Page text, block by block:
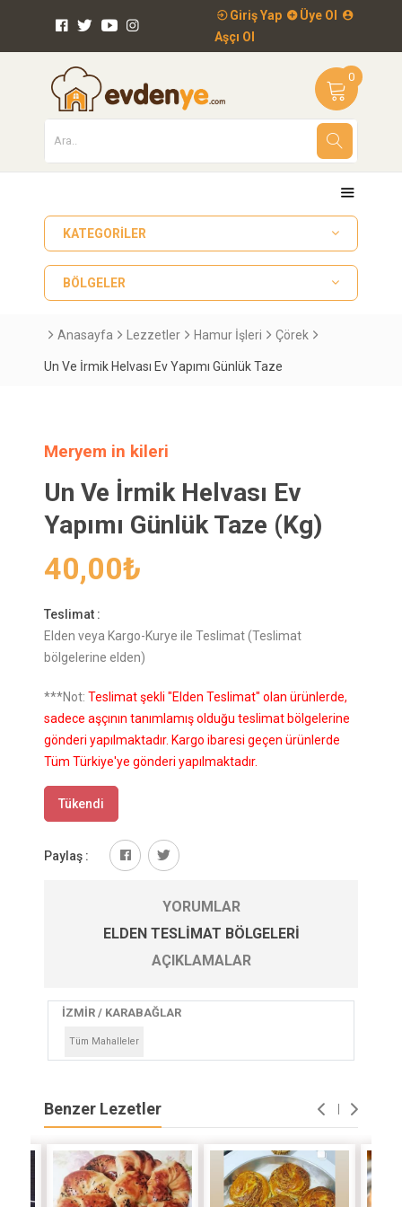
Giriş Yap
Üye Ol
Aşçı Ol
0
KATEGORILER
BÖLGELER
Anasayfa Lezzetler Hamur İşleri Çörek
Un Ve İrmik Helvası Ev Yapımı Günlük Taze
Meryem in kileri
Un Ve İrmik Helvası Ev
Yapımı Günlük Taze (Kg)
40,00₺
Teslimat :
Elden veya Kargo-Kurye ile Teslimat (Teslimat
bölgelerine elden)
***Not: Teslimat şekli "Elden Teslimat" olan ürünlerde,
sadece aşçının tanımlamış olduğu teslimat bölgelerine
gönderi yapılmaktadır. Kargo ibaresi geçen ürünlerde
Tüm Türkiye'ye gönderi yapılmaktadır.
Tükendi
Paylaş :
YORUMLAR
ELDEN TESLIMAT BÖLGELERI
AÇIKLAMALAR
İZMİR / KARABAĞLAR
Tüm Mahalleler
Benzer Lezetler